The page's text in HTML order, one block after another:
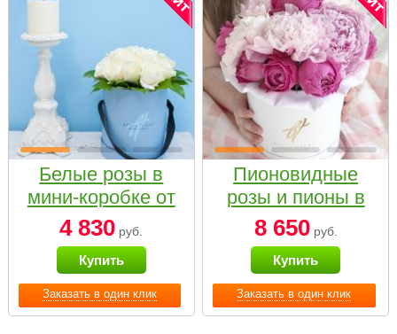
Заказать в один клик
Белые розы в
мини-коробке от
Bella Fiori
4 830 руб.
Купить
Заказать в один клик
Пионовидные
розы и пионы в
белой коробке
Small
8 650руб.
Купить